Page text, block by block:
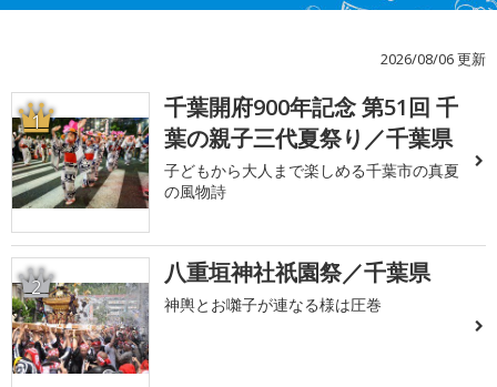
2026/08/06 更新
1
千葉開府900年記念 第51回 千
葉の親子三代夏祭り／千葉県
子どもから大人まで楽しめる千葉市の真夏
の風物詩
2 八重垣神社祇園祭／千葉県
神輿とお囃子が連なる様は圧巻